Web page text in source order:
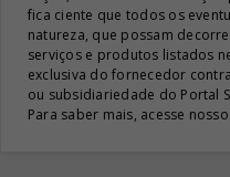
fica ciente que todos os
natureza, que possam
serviços e produtos listados
exclusiva do fornecedor
ou subsidiariedade do Portal
Para saber mais, acesse nosso